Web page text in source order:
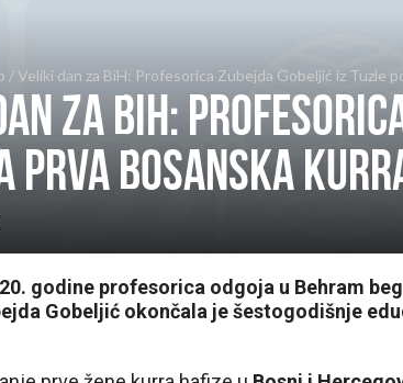
/Veliki dan za BiH: Profesorica Zubejda Gobeljić iz Tuzle
za BiH:
prva bosanska
godine profesorica odgoja u Behram
Gobeljić okončala je šestogodišnje